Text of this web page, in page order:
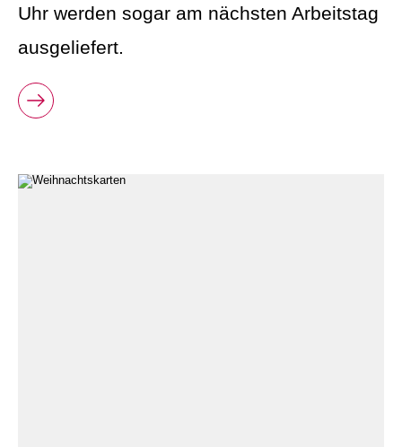
Uhr werden sogar am nächsten Arbeitstag
ausgeliefert.